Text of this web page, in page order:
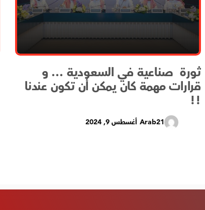
ثورة صناعية في السعودية … و
قرارات مهمة كان يمكن أن تكون عندنا
!!
Arab21 أغسطس 9, 2024